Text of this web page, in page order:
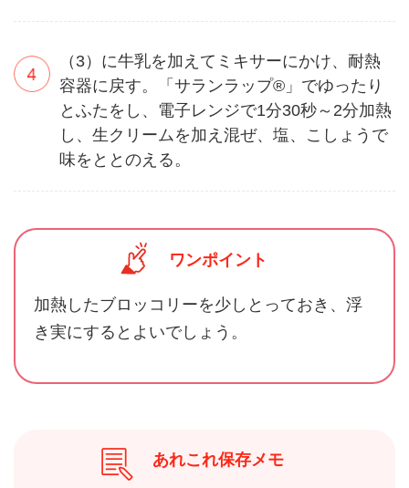
（3）に牛乳を加えてミキサーにかけ、耐熱
容器に戻す。「サランラップ®」でゆったり
とふたをし、電子レンジで1分30秒～2分加熱
し、生クリームを加え混ぜ、塩、こしょうで
味をととのえる。
ワンポイント
加熱したブロッコリーを少しとっておき、浮
き実にするとよいでしょう。
あれこれ保存メモ